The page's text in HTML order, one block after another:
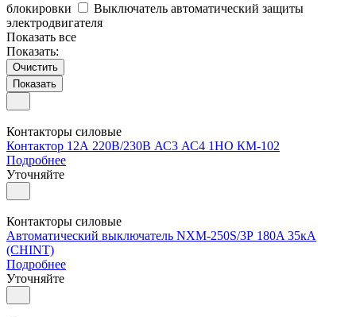
блокировки
Выключатель автоматический защиты
электродвигателя
Показать все
Показать:
Очистить
Контакторы силовые
Контактор 12А 220В/230В АС3 АС4 1НО КМ-102
Подробнее
Уточняйте
Контакторы силовые
Автоматический выключатель NXM-250S/3Р 180A 35кА
(CHINT)
Подробнее
Уточняйте